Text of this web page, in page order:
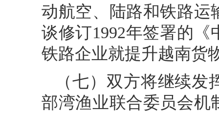
动航空、陆路和铁路运
谈修订1992年签署的
铁路企业就提升越南货
（七）双方将继续
部湾渔业联合委员会机